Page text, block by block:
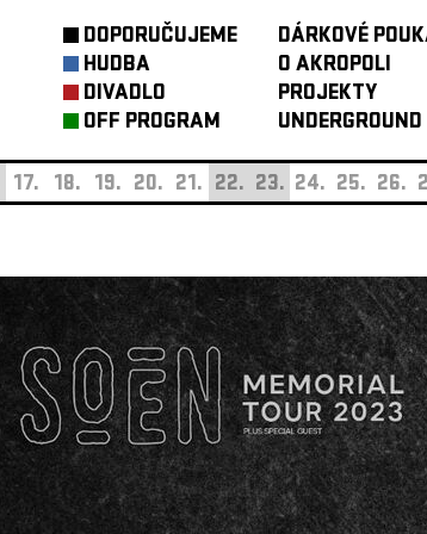
DOPORUČUJEME
HUDBA
DIVADLO
OFF PROGRAM
DÁRKOVÉ
O AKROPOLI
PROJEKTY
UNDERGROUND
17. 18. 19. 20. 21. 22. 23. 24. 25. 26.